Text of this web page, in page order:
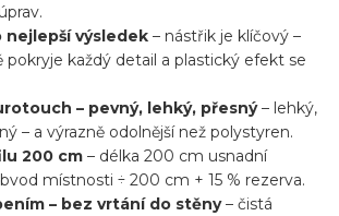
nejlepší výsledek – nástřik je klíčový –
pokryje každý detail a plastický efekt se
– pevný, lehký, přesný– lehký,
– a výrazně odolnější než polystyren.
200 cm – délka 200 cm usnadní
místnosti ÷ 200 cm + 15 % rezerva.
– bez vrtání do stěny– čistá